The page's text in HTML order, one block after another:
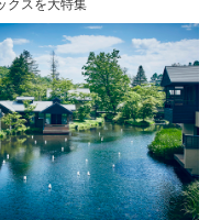
クスを大特集